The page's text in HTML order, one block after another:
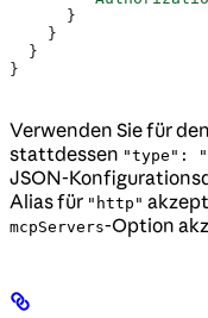
      }
    }
  }
}
Verwenden Sie für
stattdessen "type":
JSON-
Alias für "http"
mcpServers-Option